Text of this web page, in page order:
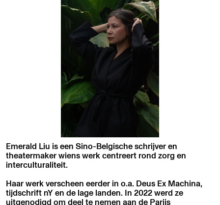
Emerald Liu is een Sino-Belgische schrijver en
theatermaker wiens werk centreert rond zorg en
interculturaliteit.
Haar werk verscheen eerder in o.a. Deus Ex Machina,
tijdschrift nY en de lage landen. In 2022 werd ze
uitgenodigd om deel te nemen aan de Parijs